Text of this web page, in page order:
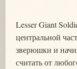
Lesser Giant
центральной
зверюшки и
считать от